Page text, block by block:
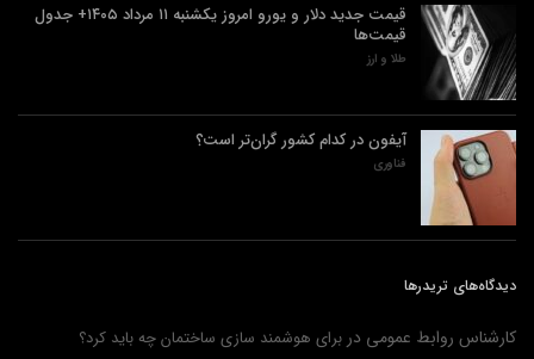
قیمت جدید دلار و یورو امروز یکشنبه ۱۱ مرداد ۱۴۰۵+ جدول
قیمت‌ها
طلا و ارز
آیفون در کدام کشور گران‌تر است؟
فناوری
دیدگاه‌های تریدرها
کارشناس روابط عمومی در برای هوشمند سازی ساختمان چه باید کرد؟